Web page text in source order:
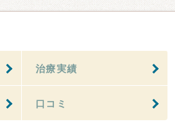
治療実績
口コミ